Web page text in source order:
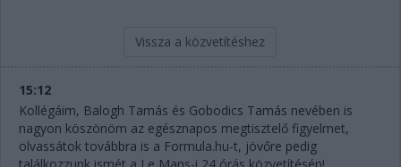
Vissza a közvetítéshez
15:12
Kollégáim, Balogh Tamás és Gobodics Tamás nevében is
nagyon köszönöm az egésznapos megtisztelő figyelmet,
olvassátok továbbra is a Formula.hu-t, jövőre pedig